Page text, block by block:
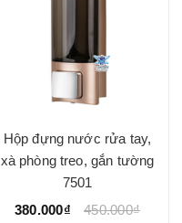
Hộp đựng nước rửa tay,
xà phòng treo, gắn tường
7501
380.000₫
450.000₫